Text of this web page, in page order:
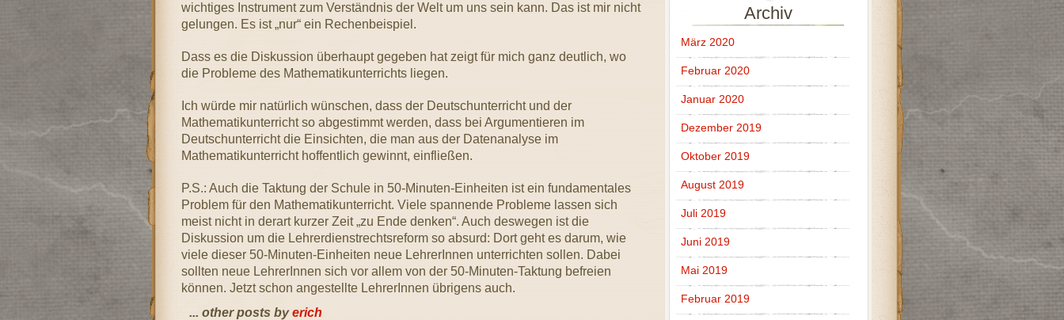
wichtiges Instrument zum Verständnis der Welt um uns sein kann. Das ist mir nicht
gelungen. Es ist „nur“ ein Rechenbeispiel.
Dass es die Diskussion überhaupt gegeben hat zeigt für mich ganz deutlich, wo
die Probleme des Mathematikunterrichts liegen.
Ich würde mir natürlich wünschen, dass der Deutschunterricht und der
Mathematikunterricht so abgestimmt werden, dass bei Argumentieren im
Deutschunterricht die Einsichten, die man aus der Datenanalyse im
Mathematikunterricht hoffentlich gewinnt, einfließen.
P.S.: Auch die Taktung der Schule in 50-Minuten-Einheiten ist ein fundamentales
Problem für den Mathematikunterricht. Viele spannende Probleme lassen sich
meist nicht in derart kurzer Zeit „zu Ende denken“. Auch deswegen ist die
Diskussion um die Lehrerdienstrechtsreform so absurd: Dort geht es darum, wie
viele dieser 50-Minuten-Einheiten neue LehrerInnen unterrichten sollen. Dabei
sollten neue LehrerInnen sich vor allem von der 50-Minuten-Taktung befreien
können. Jetzt schon angestellte LehrerInnen übrigens auch.
... other posts byerich
Archiv
März 2020
Februar 2020
Januar 2020
Dezember 2019
Oktober 2019
August 2019
Juli 2019
Juni 2019
Mai 2019
Februar 2019